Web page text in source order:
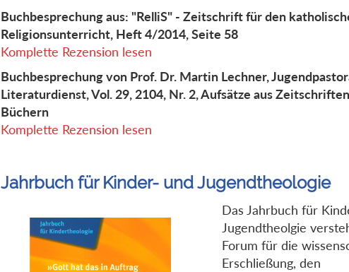
Buchbesprechung aus: "RelliS" - Zeitschrift für den
Religionsunterricht, Heft 4/2014, Seite 58
Komplette Rezension lesen
Buchbesprechung von Prof. Dr. Martin Lechner,
Literaturdienst, Vol. 29, 2104, Nr. 2, Aufsätze aus
Büchern
Komplette Rezension lesen
Jahrbuch für Kinder- und Jugendtheologie
Das Jahrbuch für
Jugendtheolgie
Forum für die
Erschließung, den